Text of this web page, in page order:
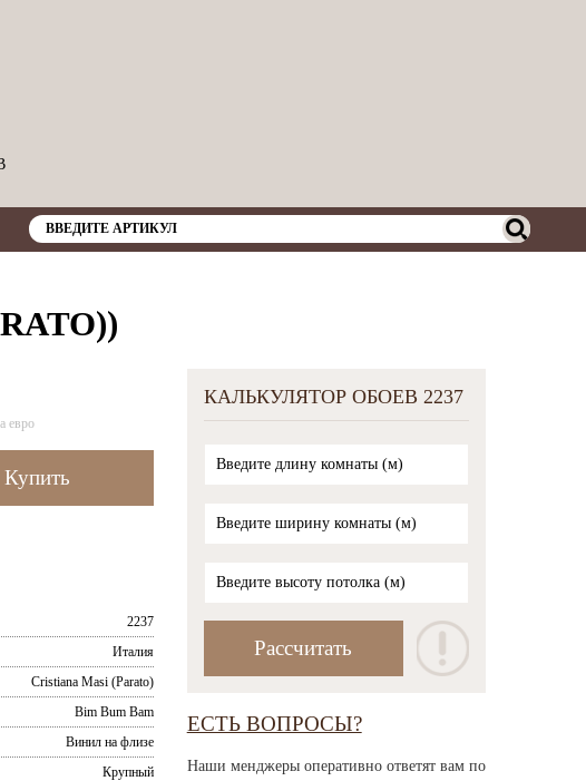
евро
2237
Италия
Cristiana Masi (Parato)
Bim Bum Bam
Винил на флизе
Крупный
КАЛЬКУЛЯТОР ОБОЕВ 2237
ЕСТЬ ВОПРОСЫ?
Наши менджеры оперативно ответят вам по